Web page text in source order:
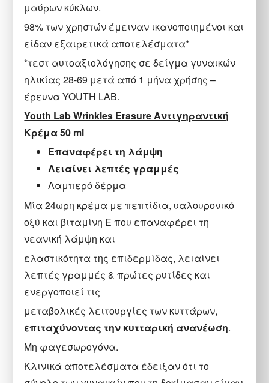
μαύρων κύκλων.
98% των χρηστών έμειναν ικανοποιημένοι και
είδαν εξαιρετικά αποτελέσματα*
*τεστ αυτοαξιολόγησης σε δείγμα γυναικών
ηλικίας 28-69 μετά από 1 μήνα χρήσης –
έρευνα YOUTH LAB.
Youth Lab Wrinkles Erasure Αντιγηραντική
Κρέμα 50 ml
Επαναφέρει τη λάμψη
Λειαίνει λεπτές γραμμές
Λαμπερό δέρμα
Μία 24ωρη κρέμα με πεπτίδια, υαλουρονικό
οξύ και βιταμίνη Ε που επαναφέρει τη
νεανική λάμψη και
ελαστικότητα της επιδερμίδας, λειαίνει
λεπτές γραμμές & πρώτες ρυτίδες και
ενεργοποιεί τις
μεταβολικές λειτουργίες των κυττάρων,
επιταχύνοντας την κυτταρική ανανέωση.
Mη φαγεσωρογόνα.
Κλινικά αποτελέσματα έδειξαν ότι το